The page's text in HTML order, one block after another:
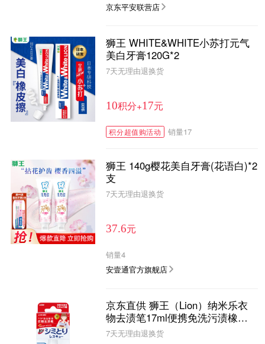
京东平安联营店
狮王 WHITE&WHITE小苏打元气
美白牙膏120G*2
7天无理由退换货
10积分+17元
积分超值购活动 销量17
狮王 140g樱花美自牙膏(花语白)*2
支
7天无理由退换货
37.6元
销量4
安壹通官方旗舰店
京东直供 狮王（Lion）纳米乐衣
物去渍笔17ml便携免洗污渍橡皮
擦进口瞬效去渍便携去渍笔
7天无理由退换货